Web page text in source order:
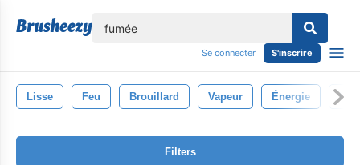
Se connecter S'inscrire
Lisse Feu Brouillard Vapeur Énergie
Filters